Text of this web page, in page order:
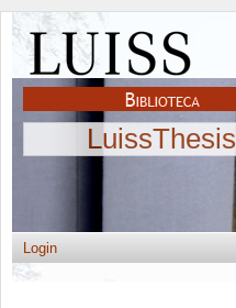
LuissThesis
Login